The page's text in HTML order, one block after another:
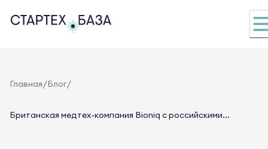
Главная/Блог/
Британская медтех-компания Bioniq с российскими...